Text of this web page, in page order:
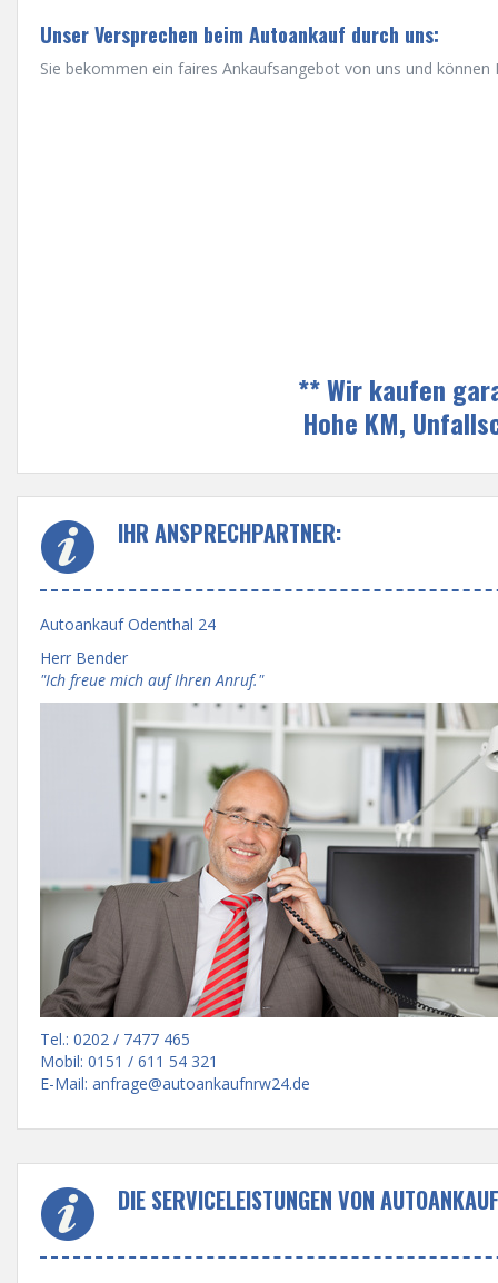
Unser Versprechen beim Autoankauf durch uns:
Sie bekommen ein faires Ankaufsangebot von uns und
** Wir kaufen
Hohe KM,
IHR ANSPRECHPARTNER:
Autoankauf Odenthal 24
Herr Bender
"Ich freue mich auf Ihren Anruf."
Tel.: 0202 / 7477 465
Mobil: 0151 / 611 54 321
E-Mail: anfrage@autoankaufnrw24.de
DIE SERVICELEISTUNGEN VON